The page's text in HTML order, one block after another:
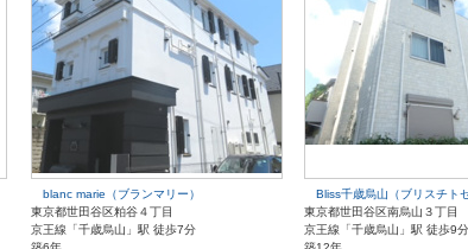
blanc marie（ブランマリー）
東京都世田谷区粕谷４丁目
京王線「千歳烏山」駅 徒歩7分
Bliss千歳烏山（ブリスチト
東京都世田谷区南烏山３丁目
京王線「千歳烏山」駅 徒歩9分